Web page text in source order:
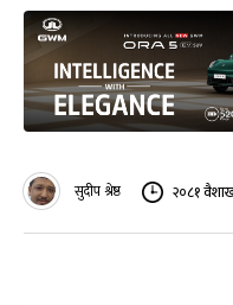
सुदीप श्रेष्ठ २०८१